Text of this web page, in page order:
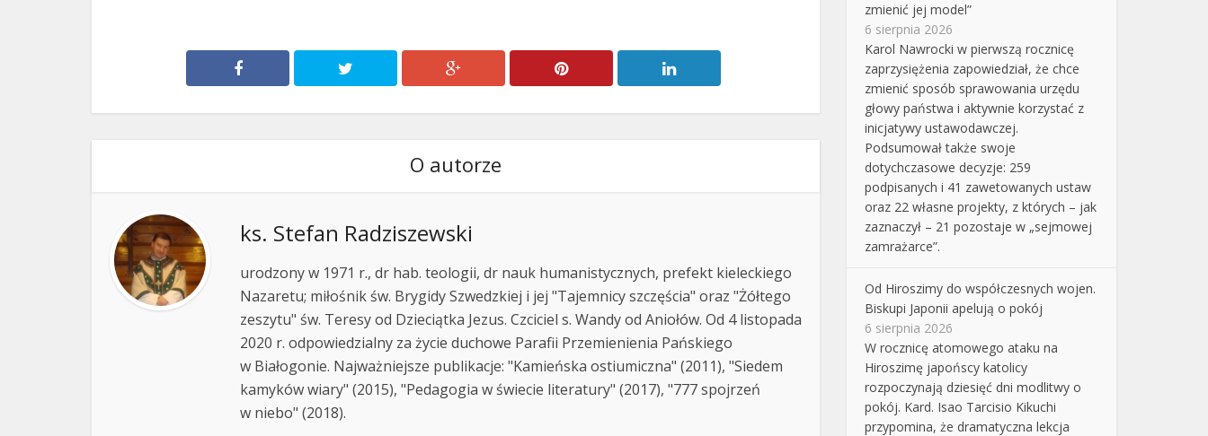
O autorze
ks. Stefan Radziszewski
urodzony w 1971 r., dr hab. teologii, dr nauk humanistycznych, prefekt kieleckiego
Nazaretu; miłośnik św. Brygidy Szwedzkiej i jej "Tajemnicy szczęścia" oraz "Żółtego
zeszytu" św. Teresy od Dzieciątka Jezus. Czciciel s. Wandy od Aniołów. Od 4 listopada
2020 r. odpowiedzialny za życie duchowe Parafii Przemienienia Pańskiego
w Białogonie. Najważniejsze publikacje: "Kamieńska ostiumiczna" (2011), "Siedem
kamyków wiary" (2015), "Pedagogia w świecie literatury" (2017), "777 spojrzeń
w niebo" (2018).
zmienić jej model”
6 sierpnia 2026
Karol Nawrocki w pierwszą rocznicę
zaprzysiężenia zapowiedział, że chce
zmienić sposób sprawowania urzędu
głowy państwa i aktywnie korzystać z
inicjatywy ustawodawczej.
Podsumował także swoje
dotychczasowe decyzje: 259
podpisanych i 41 zawetowanych ustaw
oraz 22 własne projekty, z których – jak
zaznaczył – 21 pozostaje w „sejmowej
zamrażarce”.
Od Hiroszimy do współczesnych wojen.
Biskupi Japonii apelują o pokój
6 sierpnia 2026
W rocznicę atomowego ataku na
Hiroszimę japońscy katolicy
rozpoczynają dziesięć dni modlitwy o
pokój. Kard. Isao Tarcisio Kikuchi
przypomina, że dramatyczna lekcja